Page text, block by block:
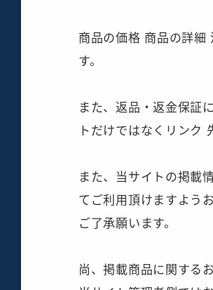
商品の価格 商品の詳細
す。
また、返品・返金保証
トだけではなくリンク
また、当サイトの掲載
てご利用頂けますよう
ご了承願います。
尚、掲載商品に関する